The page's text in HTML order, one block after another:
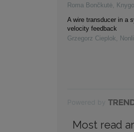
Roma Bončkutė,
A wire transducer in a
velocity feedback
Grzegorz Cieplok,
Most read